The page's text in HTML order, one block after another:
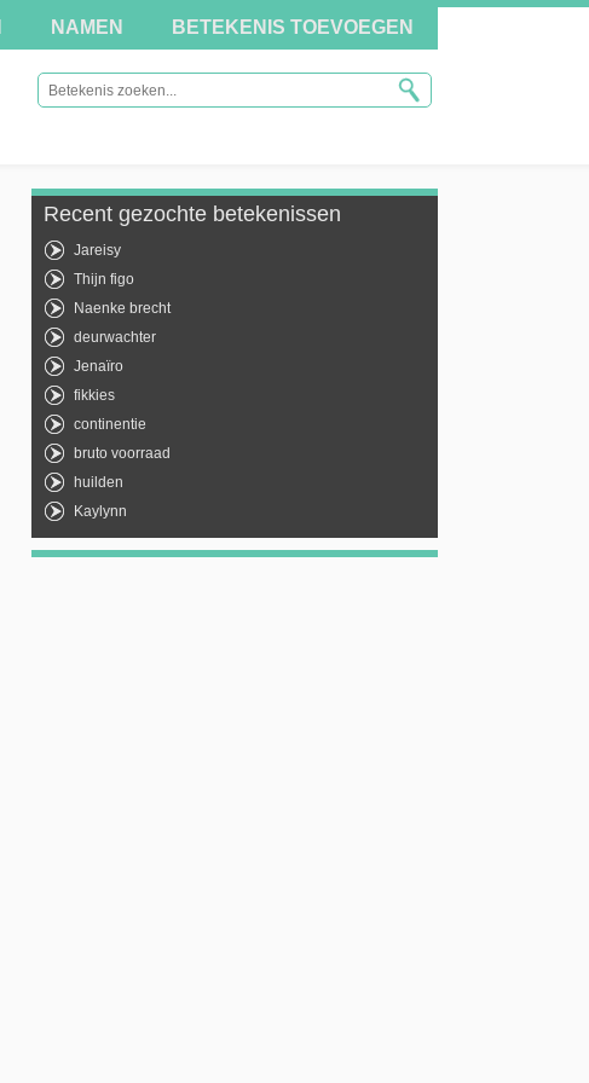
NAMEN BETEKENIS TOEVOEGEN
Recent gezochte betekenissen
Jareisy
Thijn figo
Naenke brecht
deurwachter
Jenaïro
fikkies
continentie
bruto voorraad
huilden
Kaylynn